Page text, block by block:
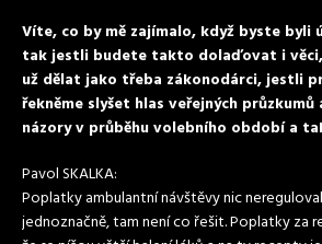
Víte, co by mě zajímalo, když byste byli
tak jestli budete takto dolaďovat i
už dělat jako třeba zákonodárci, jestli
řekněme slyšet hlas veřejných
názory v průběhu volebního období a
Pavol SKALKA:
Poplatky ambulantní návštěvy nic
jednoznačně, tam není co řešit. Poplatky za